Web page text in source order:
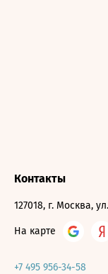
Контакты
127018, г. Москва,
На карте
+7 495 956-34-58